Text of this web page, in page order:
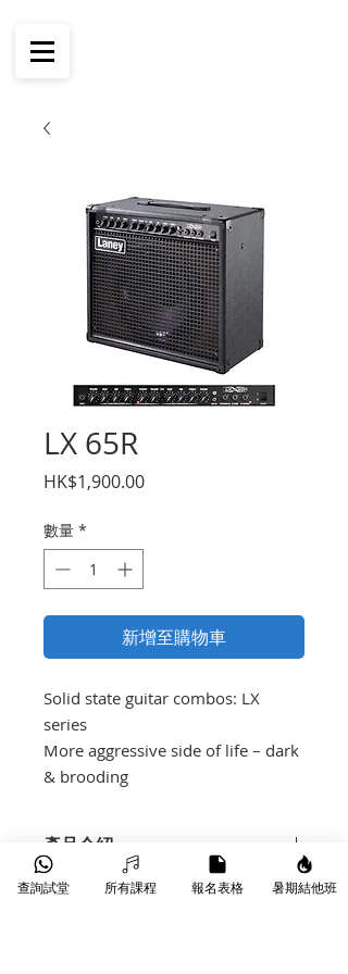
LX 65R
HK$1,900.00價
數量 *
新增至購物車
Solid state guitar combos: LX
series
More aggressive side of life – dark
& brooding
產品介紹
查詢試堂 所有課程 報名表格 暑期結他班